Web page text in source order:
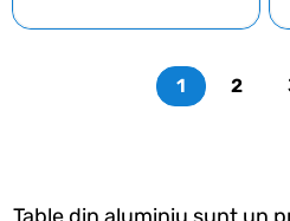
1 2
Table din aluminiu sunt un